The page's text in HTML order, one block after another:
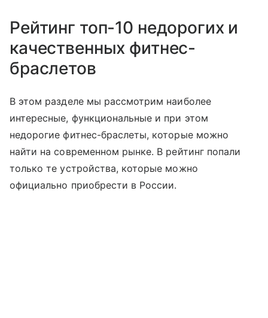
Рейтинг топ-10 недорогих и
качественных фитнес-
браслетов
В этом разделе мы рассмотрим наиболее
интересные, функциональные и при этом
недорогие фитнес-браслеты, которые можно
найти на современном рынке. В рейтинг попали
только те устройства, которые можно
официально приобрести в России.